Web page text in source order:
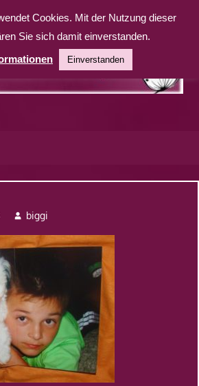
biggi
Cookies. Mit der Nutzung dieser
Sie sich damit einverstanden.
Einverstanden